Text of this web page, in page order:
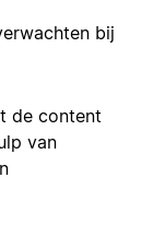
bij
de content
van